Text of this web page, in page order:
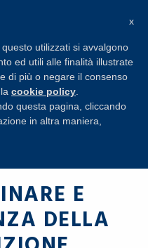
E
DELLA
x
utilizzati si avvalgono
ed utili alle finalità illustrate
di più o negare il consenso
cookie policy
questa pagina, cliccando
in altra maniera,